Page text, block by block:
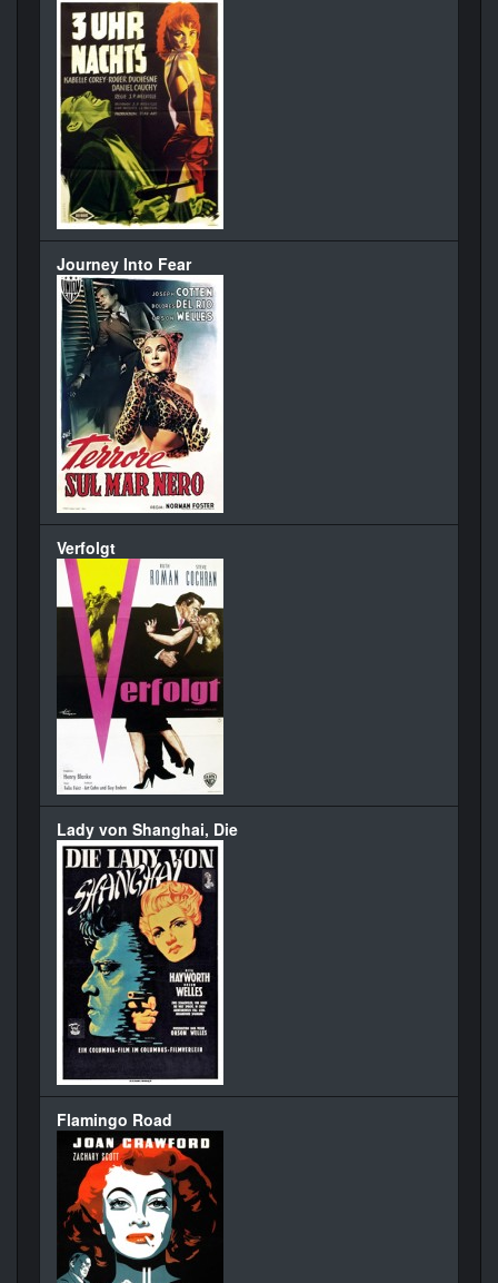
Journey Into Fear
Verfolgt
Lady von Shanghai, Die
Flamingo Road